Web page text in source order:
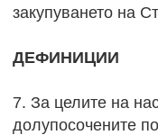
закупуването на
ДЕФИНИЦИИ
7. За целите на
долупосочените